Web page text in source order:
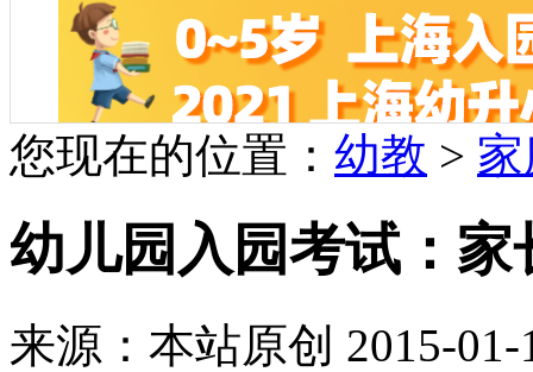
您现在的位置： 幼教 >
幼儿园入园考试：
来源：本站原创 2015-01-